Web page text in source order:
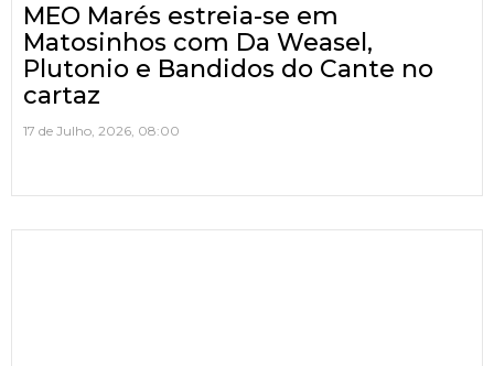
MEO Marés estreia-se em
Matosinhos com Da Weasel,
Plutonio e Bandidos do Cante no
cartaz
17 de Julho, 2026, 08:00